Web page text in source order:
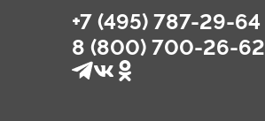
+7 (495) 787-29-64
8 (800) 700-26-62